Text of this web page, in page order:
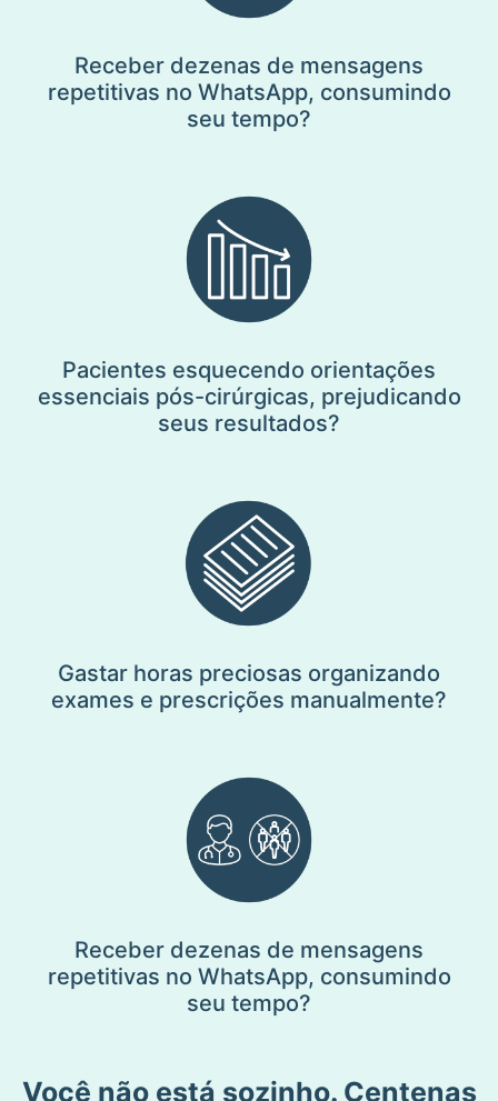
Receber dezenas de mensagens
repetitivas no WhatsApp, consumindo
seu tempo?
Pacientes esquecendo orientações
essenciais pós-cirúrgicas, prejudicando
seus resultados?
Gastar horas preciosas organizando
exames e prescrições manualmente?
Receber dezenas de mensagens
repetitivas no WhatsApp, consumindo
seu tempo?
Você não está sozinho. Centenas